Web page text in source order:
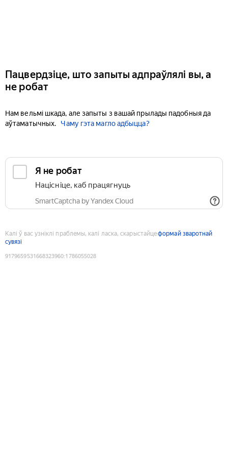
Пацвердзіце, што запыты адпраўлялі вы, а
не робат
Нам вельмі шкада, але запыты з вашай прылады падобныя да
аўтаматычных.
Чаму гэта магло адбыцца?
Я не робат
Націсніце, каб працягнуць
SmartCaptcha by Yandex Cloud
Калі ў вас узніклі праблемы, калі ласка, скарыстайцеформай зваротнай
сувязі
9179659531668323960:1786055028